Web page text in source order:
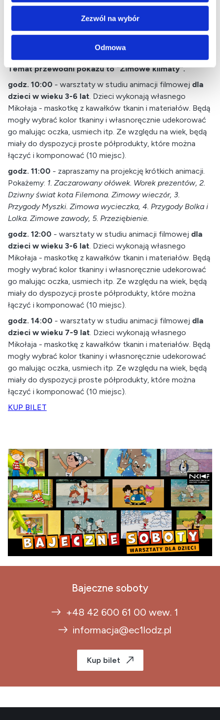
Zezwól na wybór
Odmowa
06 grudnia 2025 - warsztaty w studiu animacji
filmowej
Zapraszamy dzieci w wieku przedszkolnym do
obejrzenia bajek z kanonu polskiej animacji dziecięcej.
Temat przewodni pokazu to "Zimowe klimaty".
godz. 10:00 - warsztaty w studiu animacji filmowej dla
dzieci w wieku 3-6 lat. Dzieci wykonają własnego
Mikołaja - maskotkę z kawałków tkanin i materiałów. Będą
mogły wybrać kolor tkaniny i własnoręcznie udekorować
go malując oczka, usmiech itp. Ze względu na wiek, będą
miały do dyspozycji proste półprodukty, które można
łączyć i komponować (10 miejsc).
godz. 11:00 - zapraszamy na projekcję krótkich animacji.
Pokażemy: 1. Zaczarowany ołówek. Worek prezentów, 2.
Dziwny świat kota Filemona. Zimowy wieczór, 3.
Przygody Myszki. Zimowa wycieczka, 4. Przygody Bolka i
Lolka. Zimowe zawody, 5. Przeziębienie.
godz. 12:00 - warsztaty w studiu animacji filmowej dla
dzieci w wieku 3-6 lat. Dzieci wykonają własnego
Mikołaja - maskotkę z kawałków tkanin i materiałów. Będą
mogły wybrać kolor tkaniny i własnoręcznie udekorować
go malując oczka, usmiech itp. Ze względu na wiek, będą
miały do dyspozycji proste półprodukty, które można
łączyć i komponować (10 miejsc).
godz. 14:00 - warsztaty w studiu animacji filmowej dla
dzieci w wieku 7-9 lat. Dzieci wykonają własnego
Mikołaja - maskotkę z kawałków tkanin i materiałów. Będą
mogły wybrać kolor tkaniny i własnoręcznie udekorować
go malując oczka, usmiech itp. Ze względu na wiek, będą
miały do dyspozycji proste półprodukty, które można
łączyć i komponować (10 miejsc).
KUP BILET
Bajeczne soboty
+48 42 600 61 00 wew. 1
informacja@ec1lodz.pl
Kup bilet